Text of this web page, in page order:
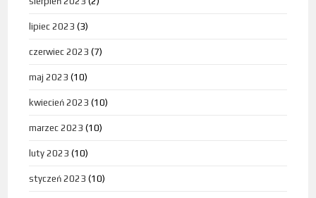
lipiec 2023 (3)
czerwiec 2023 (7)
maj 2023 (10)
kwiecień 2023 (10)
marzec 2023 (10)
luty 2023 (10)
styczeń 2023 (10)